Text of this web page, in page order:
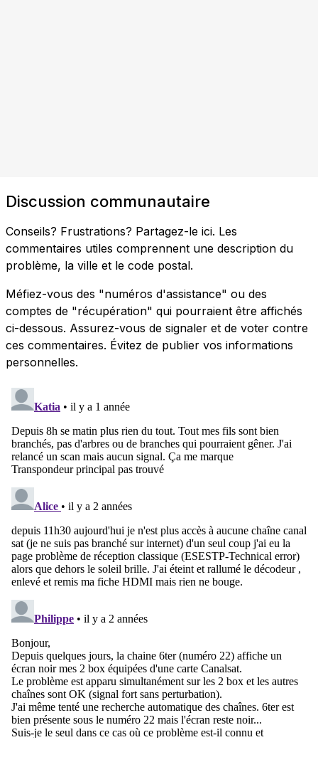
Discussion communautaire
Conseils? Frustrations? Partagez-le ici. Les
commentaires utiles comprennent une description du
problème, la ville et le code postal.
Méfiez-vous des "numéros d'assistance" ou des
comptes de "récupération" qui pourraient être affichés
ci-dessous. Assurez-vous de signaler et de voter contre
ces commentaires. Évitez de publier vos informations
personnelles.